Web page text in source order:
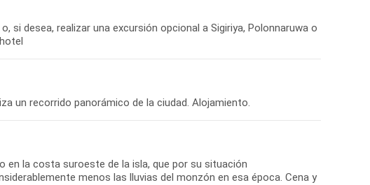
si desea, realizar una excursión opcional a Sigiriya, Polonnaruwa o
en la costa suroeste de la isla, que por su situación
menos las lluvias del monzón en esa época. Cena y